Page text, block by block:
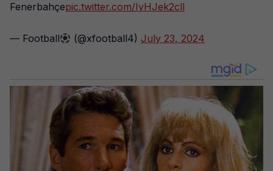
Fenerbahçepic.twitter.com/IyHJek2cll
— Football (@xfootball4)July 23, 2024